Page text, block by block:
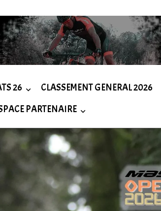
26 CLASSEMENT GENERAL 2026
PARTENAIRE